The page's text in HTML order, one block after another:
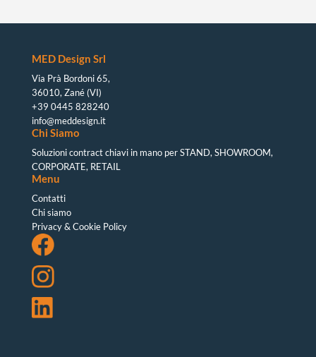
MED Design Srl
Via Prà Bordoni 65,
36010, Zané (VI)
+39 0445 828240
info@meddesign.it
Chi Siamo
Soluzioni contract chiavi in mano per STAND, SHOWROOM,
CORPORATE, RETAIL
Menu
Contatti
Chi siamo
Privacy & Cookie Policy